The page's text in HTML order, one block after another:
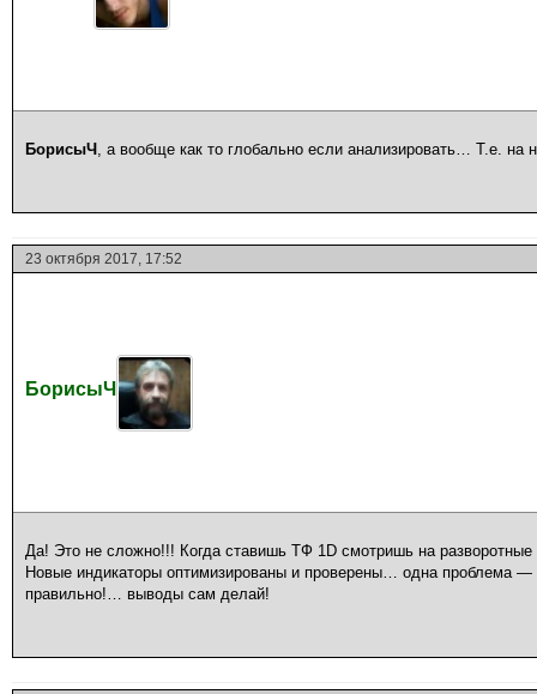
БорисыЧ , а вообще как то глобально если анализировать… Т.е.
23 октября 2017, 17:52
БорисыЧ
Да! Это не сложно!!! Когда ставишь ТФ 1D смотришь на
Новые индикаторы оптимизированы и проверены… одна проблема —
правильно!… выводы сам делай!